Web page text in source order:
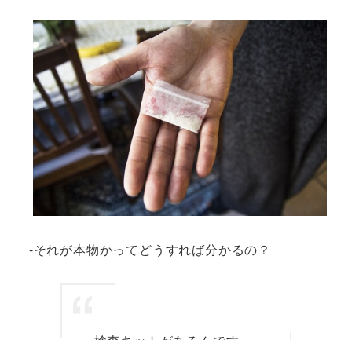
-それが本物かってどうすれば分かるの？